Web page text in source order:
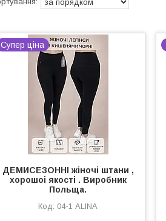
Супер ціна
ДЕМИСЕЗОННІ жіночі штани ,
хорошоі якості . Виробник
Польща.
04-1 ALINA